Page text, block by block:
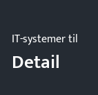
IT-systemer til
Detail